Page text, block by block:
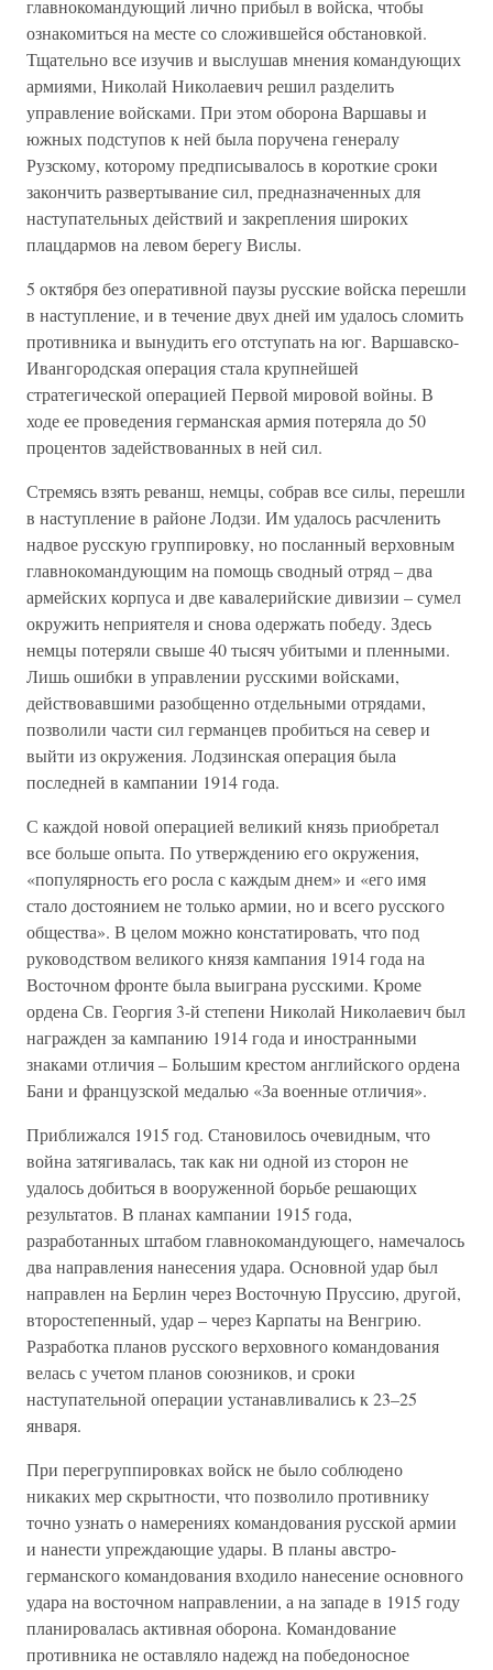
главнокомандующий лично прибыл в войска, чтобы
ознакомиться на месте со сложившейся обстановкой.
Тщательно все изучив и выслушав мнения командующих
армиями, Николай Николаевич решил разделить
управление войсками. При этом оборона Варшавы и
южных подступов к ней была поручена генералу
Рузскому, которому предписывалось в короткие сроки
закончить развертывание сил, предназначенных для
наступательных действий и закрепления широких
плацдармов на левом берегу Вислы.
5 октября без оперативной паузы русские войска перешли
в наступление, и в течение двух дней им удалось сломить
противника и вынудить его отступать на юг. Варшавско-
Ивангородская операция стала крупнейшей
стратегической операцией Первой мировой войны. В
ходе ее проведения германская армия потеряла до 50
процентов задействованных в ней сил.
Стремясь взять реванш, немцы, собрав все силы, перешли
в наступление в районе Лодзи. Им удалось расчленить
надвое русскую группировку, но посланный верховным
главнокомандующим на помощь сводный отряд – два
армейских корпуса и две кавалерийские дивизии – сумел
окружить неприятеля и снова одержать победу. Здесь
немцы потеряли свыше 40 тысяч убитыми и пленными.
Лишь ошибки в управлении русскими войсками,
действовавшими разобщенно отдельными отрядами,
позволили части сил германцев пробиться на север и
выйти из окружения. Лодзинская операция была
последней в кампании 1914 года.
С каждой новой операцией великий князь приобретал
все больше опыта. По утверждению его окружения,
«популярность его росла с каждым днем» и «его имя
стало достоянием не только армии, но и всего русского
общества». В целом можно констатировать, что под
руководством великого князя кампания 1914 года на
Восточном фронте была выиграна русскими. Кроме
ордена Св. Георгия 3-й степени Николай Николаевич был
награжден за кампанию 1914 года и иностранными
знаками отличия – Большим крестом английского ордена
Бани и французской медалью «За военные отличия».
Приближался 1915 год. Становилось очевидным, что
война затягивалась, так как ни одной из сторон не
удалось добиться в вооруженной борьбе решающих
результатов. В планах кампании 1915 года,
разработанных штабом главнокомандующего, намечалось
два направления нанесения удара. Основной удар был
направлен на Берлин через Восточную Пруссию, другой,
второстепенный, удар – через Карпаты на Венгрию.
Разработка планов русского верховного командования
велась с учетом планов союзников, и сроки
наступательной операции устанавливались к 23–25
января.
При перегруппировках войск не было соблюдено
никаких мер скрытности, что позволило противнику
точно узнать о намерениях командования русской армии
и нанести упреждающие удары. В планы австро-
германского командования входило нанесение основного
удара на восточном направлении, а на западе в 1915 году
планировалась активная оборона. Командование
противника не оставляло надежд на победоносное